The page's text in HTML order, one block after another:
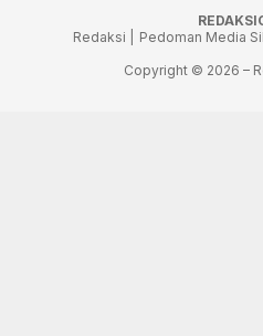
Redaksi |
Pedoman Media
Copyright © 2026 –